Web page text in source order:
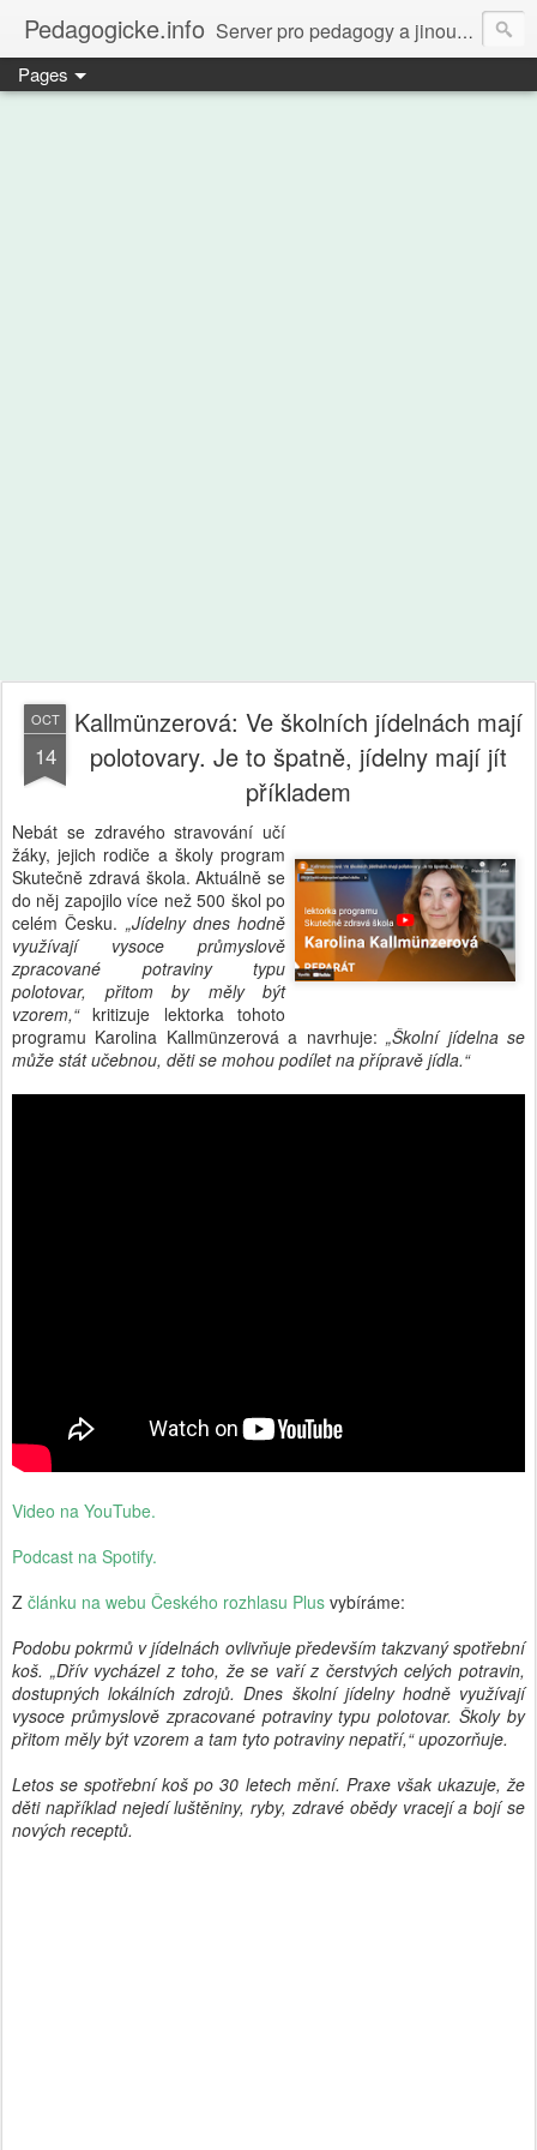
Pedagogicke.info Server pro pedagogy a jinou zvířenu
Pages
OCT
14
Kallmünzerová: Ve školních jídelnách mají
polotovary. Je to špatně, jídelny mají jít
příkladem
Nebát se zdravého stravování učí
žáky, jejich rodiče a školy program
Skutečně zdravá škola. Aktuálně se
do něj zapojilo více než 500 škol po
celém Česku. „Jídelny dnes hodně
využívají vysoce průmyslově
zpracované potraviny typu
polotovar, přitom by měly být
vzorem,“kritizuje lektorka tohoto
programu Karolina Kallmünzerová a navrhuje:„Školní jídelna se
může stát učebnou, děti se mohou podílet na přípravě jídla.“
Video na YouTube.
Podcast na Spotify.
Z článku na webu Českého rozhlasu Plus vybíráme:
Podobu pokrmů v jídelnách ovlivňuje především takzvaný spotřební
koš. „Dřív vycházel z toho, že se vaří z čerstvých celých potravin,
dostupných lokálních zdrojů. Dnes školní jídelny hodně využívají
vysoce průmyslově zpracované potraviny typu polotovar. Školy by
přitom měly být vzorem a tam tyto potraviny nepatří,“ upozorňuje.
Letos se spotřební koš po 30 letech mění. Praxe však ukazuje, že
děti například nejedí luštěniny, ryby, zdravé obědy vracejí a bojí se
nových receptů.